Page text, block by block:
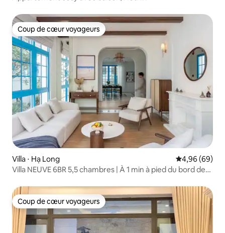
Coup de cœur voyageurs
Coup de cœur voyageurs
Villa ⋅ Hạ Long Évaluation
4,96 (69)
Villa NEUVE 6BR 5,5 chambres | À 1 min à pied du bord de
Coup de cœur voyageurs
Coup de cœur voyageurs